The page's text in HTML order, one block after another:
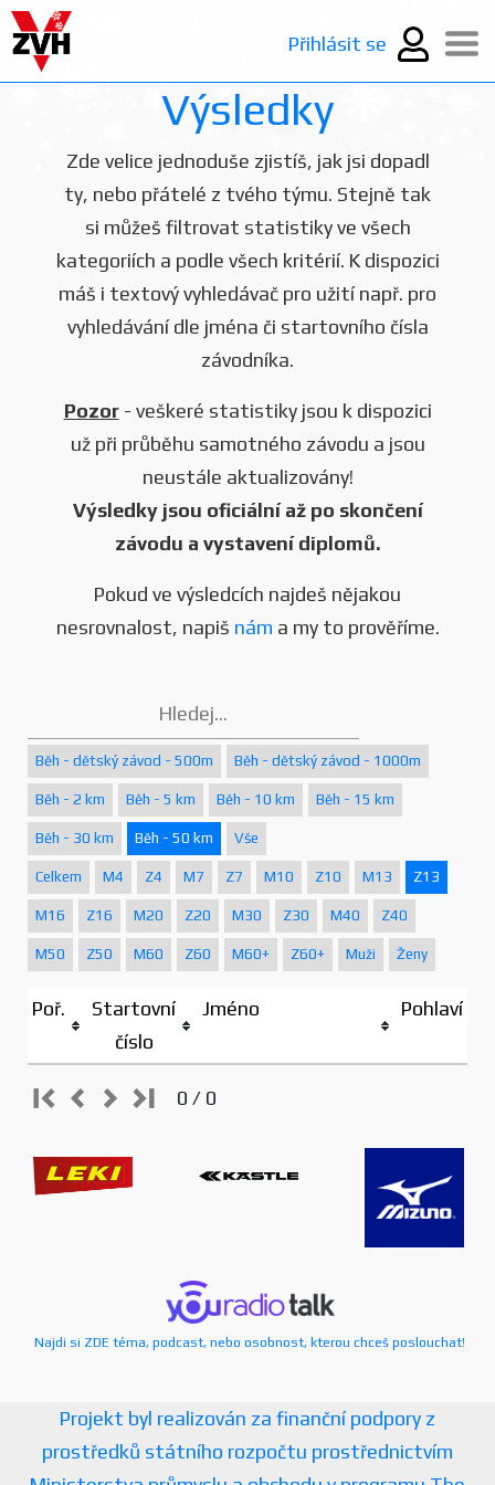
Přihlásit se
Výsledky
Zde velice jednoduše zjistíš, jak jsi dopadl
ty, nebo přátelé z tvého týmu. Stejně tak
si můžeš filtrovat statistiky ve všech
kategoriích a podle všech kritérií. K dispozici
máš i textový vyhledávač pro užití např. pro
vyhledávání dle jména či startovního čísla
závodníka.
Pozor- veškeré statistiky jsou k dispozici
už při průběhu samotného závodu a jsou
neustále aktualizovány!
Výsledky jsou oficiální až po skončení
závodu a vystavení diplomů.
Pokud ve výsledcích najdeš nějakou
nesrovnalost, napiš nám a my to prověříme.
Běh - dětský závod - 500m Běh - dětský závod - 1000m
Běh - 2 km Běh - 5 km Běh - 10 km Běh - 15 km
Běh - 30 km Běh - 50 km Vše
Celkem M4 Z4 M7 Z7 M10 Z10 M13 Z13
M16 Z16 M20 Z20 M30 Z30 M40 Z40
M50 Z50 M60 Z60 M60+ Z60+ Muži Ženy
Poř.
Startovní
číslo
Jméno Pohlaví
0 / 0
Najdi si ZDE téma, podcast, nebo osobnost, kterou chceš poslouchat!
Projekt byl realizován za finanční podpory z
prostředků státního rozpočtu prostřednictvím